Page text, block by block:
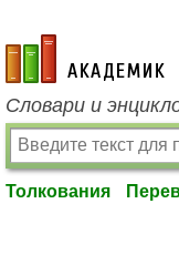
academic.ru
Словари и
Толкования